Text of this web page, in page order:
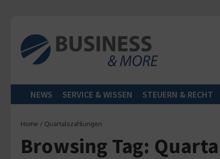
NEWS SERVICE & WISSEN STEUERN & RECHT
Home / Quartalszahlungen
Browsing Tag: